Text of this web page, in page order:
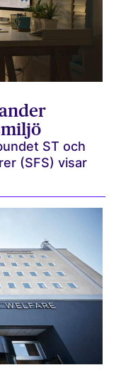
ST och
(SFS) visar